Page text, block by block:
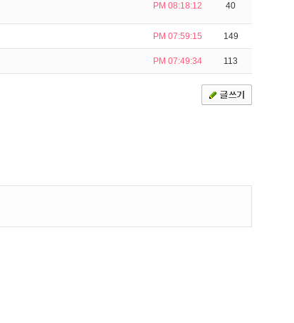
PM 08:18:12 40
PM 07:59:15 149
PM 07:49:34 113